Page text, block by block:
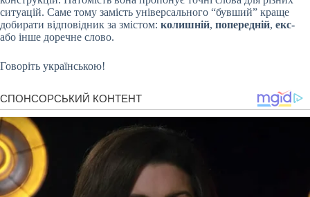
ситуацій. Саме тому замість універсального “бувший” краще
добирати відповідник за змістом: колишній, попередній, екс-
або інше доречне слово.
Говоріть українською!